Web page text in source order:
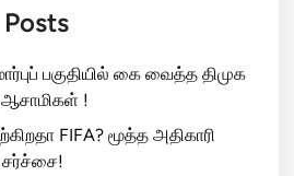
பகுதியில் கை வைத்த திமுக
!
FIFA? மூத்த அதிகாரி
சர்ச்சை!